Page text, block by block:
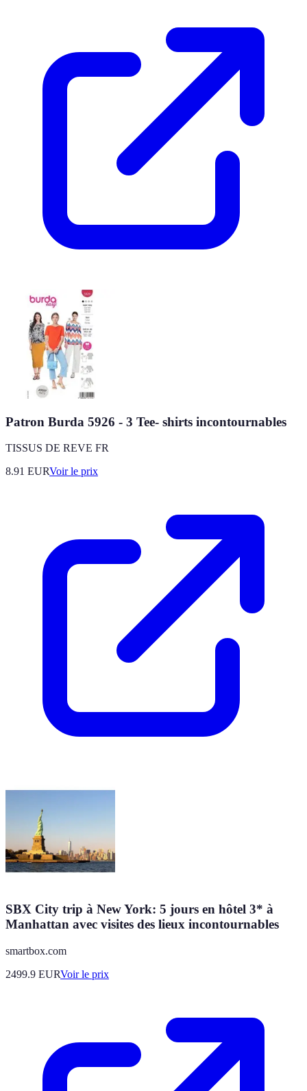
Patron Burda 5926 - 3 Tee- shirts incontournables
TISSUS DE REVE FR
8.91 EURVoir le prix
SBX City trip à New York: 5 jours en hôtel 3* à
Manhattan avec visites des lieux incontournables
smartbox.com
2499.9 EURVoir le prix